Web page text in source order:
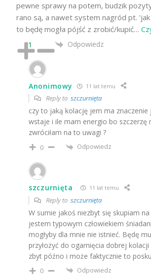
pewne sprawy na potem, budzik
rano są, a nawet system nagród pt.
to będę mogła pójść z zrobić/kupić…
1 Odpowiedz
Anonimowy 11 lat temu
Reply to szczurnięta
czy to jaką kolację jem ma znaczenie
wstaje i ile mam energio bo szczerzę
zwróciłam na to uwagi ?
0 Odpowiedz
szczurnięta 11 lat temu
Reply to szczurnięta
W sumie jakoś niezbyt się skupiam
jestem typowym człowiekiem
mogłyby dla mnie nie istnieć. Będę
przyłożyć do ogarnięcia dobrej
zbyt późno i może faktycznie to
0 Odpowiedz